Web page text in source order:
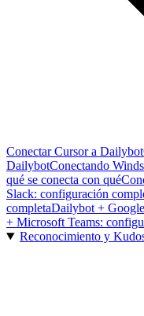
Conectar Cursor a Dailybot
DailybotConectando
qué se conecta con qué
Slack: configuración
completaDailybot +
+ Microsoft Teams:
Reconocimiento y